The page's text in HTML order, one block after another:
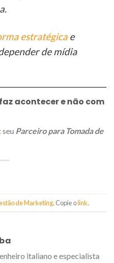
estratégicae
de mídia
acontecer e não com
: seu Parceiro para Tomada de
de Marketing. Copie olink.
italiano e especialista